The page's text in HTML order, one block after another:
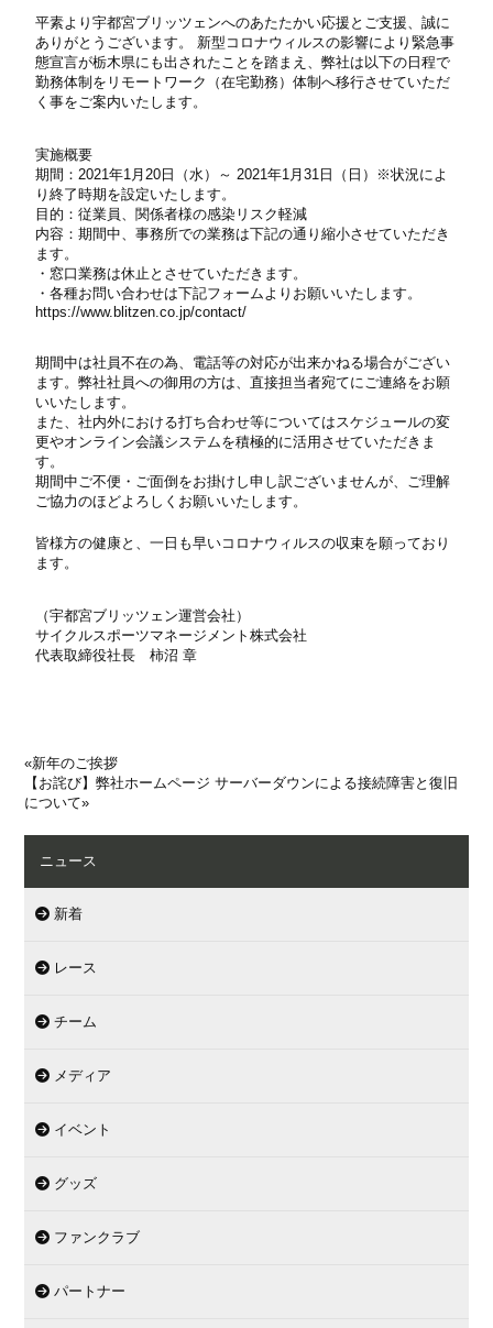
平素より宇都宮ブリッツェンへのあたたかい応援とご支援、誠に
ありがとうございます。 新型コロナウィルスの影響により緊急事
態宣言が栃木県にも出されたことを踏まえ、弊社は以下の日程で
勤務体制をリモートワーク（在宅勤務）体制へ移行させていただ
く事をご案内いたします。
実施概要
期間：2021年1月20日（水）～ 2021年1月31日（日）※状況によ
り終了時期を設定いたします。
目的：従業員、関係者様の感染リスク軽減
内容：期間中、事務所での業務は下記の通り縮小させていただき
ます。
・窓口業務は休止とさせていただきます。
・各種お問い合わせは下記フォームよりお願いいたします。
https://www.blitzen.co.jp/contact/
期間中は社員不在の為、電話等の対応が出来かねる場合がござい
ます。弊社社員への御用の方は、直接担当者宛てにご連絡をお願
いいたします。
また、社内外における打ち合わせ等についてはスケジュールの変
更やオンライン会議システムを積極的に活用させていただきま
す。
期間中ご不便・ご面倒をお掛けし申し訳ございませんが、ご理解
ご協力のほどよろしくお願いいたします。
皆様方の健康と、一日も早いコロナウィルスの収束を願っており
ます。
（宇都宮ブリッツェン運営会社）
サイクルスポーツマネージメント株式会社
代表取締役社長 柿沼 章
«新年のご挨拶
【お詫び】弊社ホームページ サーバーダウンによる接続障害と復旧
について»
ニュース
新着
レース
チーム
メディア
イベント
グッズ
ファンクラブ
パートナー